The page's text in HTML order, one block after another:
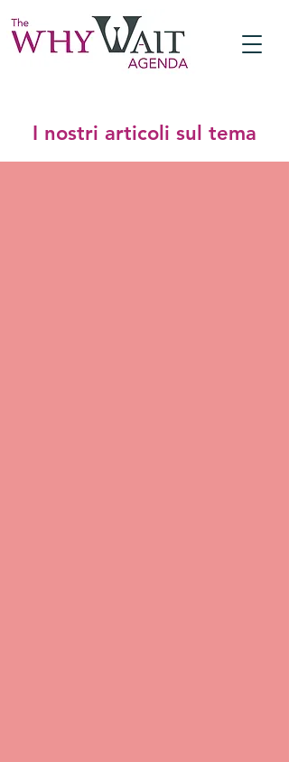
I nostri articoli sul tema